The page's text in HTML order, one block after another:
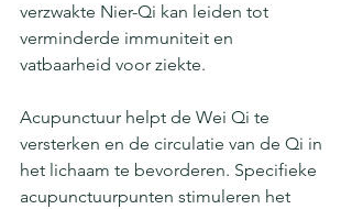
verzwakte Nier-Qi kan leiden tot
verminderde immuniteit en
vatbaarheid voor ziekte.
Acupunctuur helpt de Wei Qi te
versterken en de circulatie van de Qi in
het lichaam te bevorderen. Specifieke
acupunctuurpunten stimuleren het